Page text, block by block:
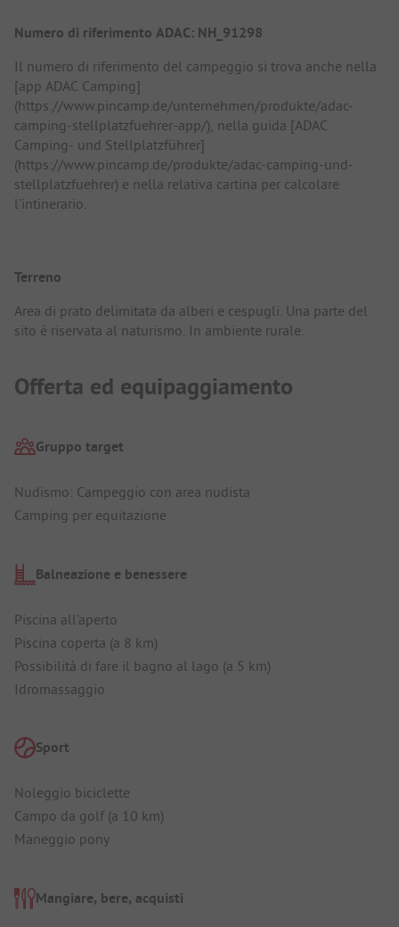
Numero di riferimento ADAC: NH_91298
Il numero di riferimento del campeggio si trova anche nella
[app ADAC Camping]
(https://www.pincamp.de/unternehmen/produkte/adac-
camping-stellplatzfuehrer-app/), nella guida [ADAC
Camping- und Stellplatzführer]
(https://www.pincamp.de/produkte/adac-camping-und-
stellplatzfuehrer) e nella relativa cartina per calcolare
l'intinerario.
Terreno
Area di prato delimitata da alberi e cespugli. Una parte del
sito è riservata al naturismo. In ambiente rurale.
Offerta ed equipaggiamento
Gruppo target
Nudismo: Campeggio con area nudista
Camping per equitazione
Balneazione e benessere
Piscina all'aperto
Piscina coperta (a 8 km)
Possibilità di fare il bagno al lago (a 5 km)
Idromassaggio
Sport
Noleggio biciclette
Campo da golf (a 10 km)
Maneggio pony
Mangiare, bere, acquisti